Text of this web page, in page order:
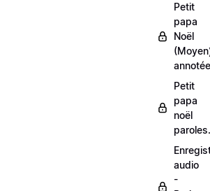
Petit
papa
Noël
Petit
papa
noël
audio
-